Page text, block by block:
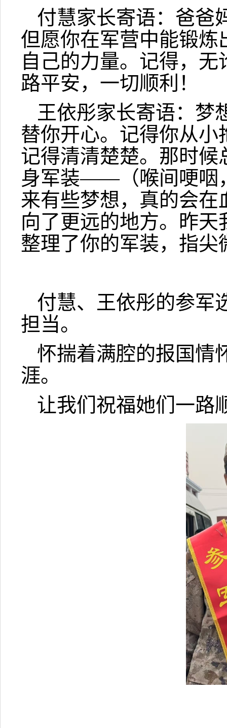
付慧家长寄语：爸爸
但愿你在军营中能锻
自己的力量。记得，
路平安，一切顺利！
王依彤家长寄语：梦
替你开心。记得你从
记得清清楚楚。那时
身军装——（喉间哽咽
来有些梦想，真的会
向了更远的地方。昨
整理了你的军装，
付慧、王依彤的参军
担当。
怀揣着满腔的报国情
涯。
让我们祝福她们一路